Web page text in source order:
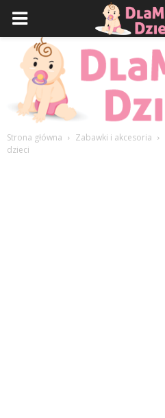
Strona główna Zabawki i akcesoria
dzieci